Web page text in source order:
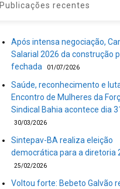
Publicações recentes
Após intensa negociação,
Salarial 2026 da construção
fechada
01/07/2026
Saúde, reconhecimento e
Encontro de Mulheres da
Sindical Bahia acontece dia
30/03/2026
Sintepav-BA realiza eleição
democrática para a diretoria
25/02/2026
Voltou forte: Bebeto Galvão